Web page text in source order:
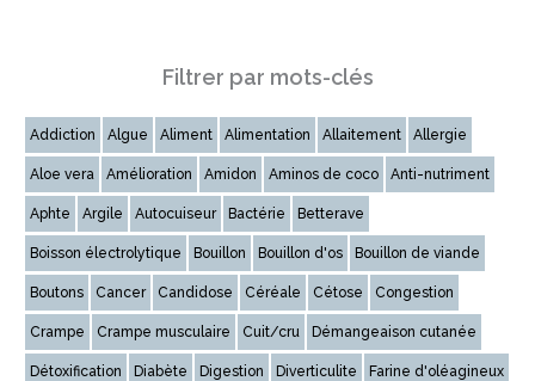
Filtrer par mots-clés
Addiction Algue Aliment Alimentation Allaitement Allergie
Aloe vera Amélioration Amidon Aminos de coco Anti-nutriment
Aphte Argile Autocuiseur Bactérie Betterave
Boisson électrolytique Bouillon Bouillon d'os Bouillon de viande
Boutons Cancer Candidose Céréale Cétose Congestion
Crampe Crampe musculaire Cuit/cru Démangeaison cutanée
Détoxification Diabète Digestion Diverticulite Farine d'oléagineux